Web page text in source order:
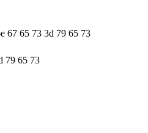
67 65 73 3d 79 65 73
79 65 73